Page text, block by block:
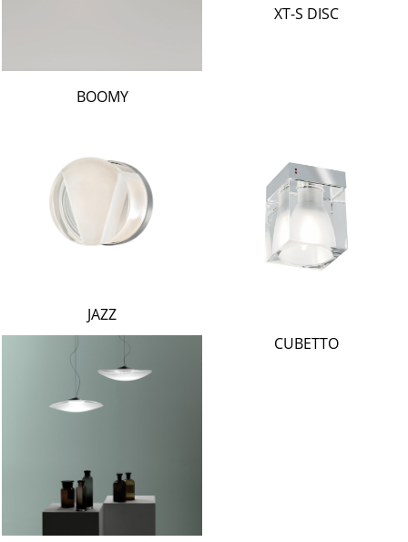
XT-S DISC
BOOMY
CUBETTO
JAZZ